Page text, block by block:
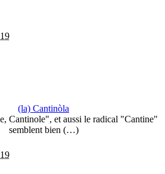
(la) Cantinòla
Cantinole", et aussi le radical "Cantine"
semblent bien (…)